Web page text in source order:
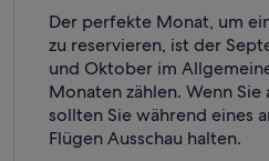
Der perfekte Monat, um
zu reservieren, ist der
und Oktober im
Monaten zählen. Wenn
sollten Sie während eines
Flügen Ausschau halten.